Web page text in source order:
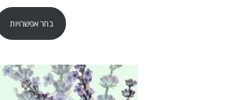
בחר אפשרויות